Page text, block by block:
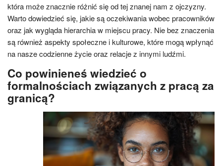
która może znacznie różnić się od tej znanej nam z ojczyzny.
Warto dowiedzieć się, jakie są oczekiwania wobec pracowników
oraz jak wygląda hierarchia w miejscu pracy. Nie bez znaczenia
są również aspekty społeczne i kulturowe, które mogą wpłynąć
na nasze codzienne życie oraz relacje z innymi ludźmi.
Co powinieneś wiedzieć o
formalnościach związanych z pracą za
granicą?